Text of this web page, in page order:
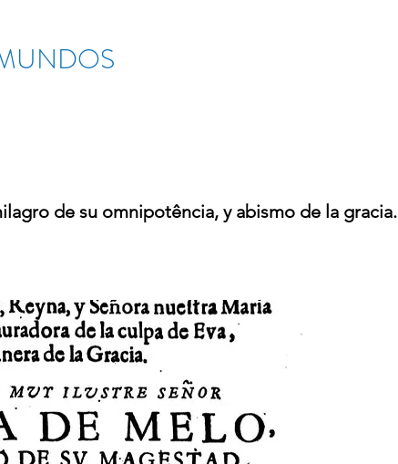
de su omnipotência, y abismo de la gracia.